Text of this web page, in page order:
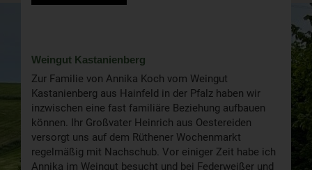
Weingut Kastanienberg
Zur Familie von Annika Koch vom Weingut
Kastanienberg aus Hainfeld in der Pfalz haben wir
inzwischen eine fast familiäre Beziehung aufbauen
können. Ihr Großvater Heinrich aus Oestereiden
versorgt uns auf dem Rüthener Wochenmarkt
regelmäßig mit Nachschub. Vor einiger Zeit habe ich
Annika im Weingut besucht und bei Federweißer und